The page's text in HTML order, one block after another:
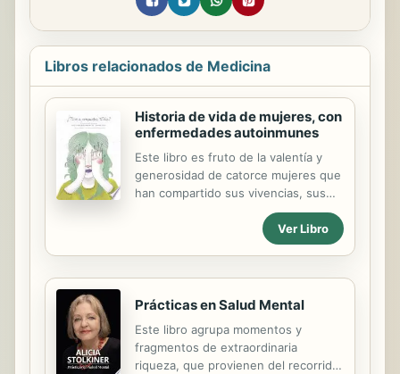
Libros relacionados de Medicina
Historia de vida de mujeres, con
enfermedades autoinmunes
Este libro es fruto de la valentía y
generosidad de catorce mujeres que
han compartido sus vivencias, sus
sentimientos, sus anhelos más
íntimos y profundos. Catorce
historias de vida que dibujan una
permiten nombrar cuáles son las
condiciones de vida que producen
predominante de que el malestar se
escribe en términos individuales.
Ver Libro
Prácticas en Salud Mental
Este libro agrupa momentos y
fragmentos de extraordinaria
riqueza, que provienen del recorrido